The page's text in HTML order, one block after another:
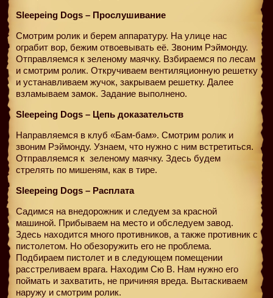
Sleepeing Dogs – Прослушивание
Смотрим ролик и берем аппаратуру. На улице нас
ограбит вор, бежим отвоевывать её. Звоним Рэймонду.
Отправляемся к зеленому маячку. Взбираемся по лесам
и смотрим ролик. Откручиваем вентиляционную решетку
и устанавливаем жучок, закрываем решетку. Далее
взламываем замок. Задание выполнено.
Sleepeing Dogs – Цепь доказательств
Направляемся в клуб «Бам-бам». Смотрим ролик и
звоним Рэймонду. Узнаем, что нужно с ним встретиться.
Отправляемся к зеленому маячку. Здесь будем
стрелять по мишеням, как в тире.
Sleepeing Dogs – Расплата
Садимся на внедорожник и следуем за красной
машиной. Прибываем на место и обследуем завод.
Здесь находится много противников, а также противник с
пистолетом. Но обезоружить его не проблема.
Подбираем пистолет и в следующем помещении
расстреливаем врага. Находим Сю В. Нам нужно его
поймать и захватить, не причиняя вреда. Вытаскиваем
наружу и смотрим ролик.